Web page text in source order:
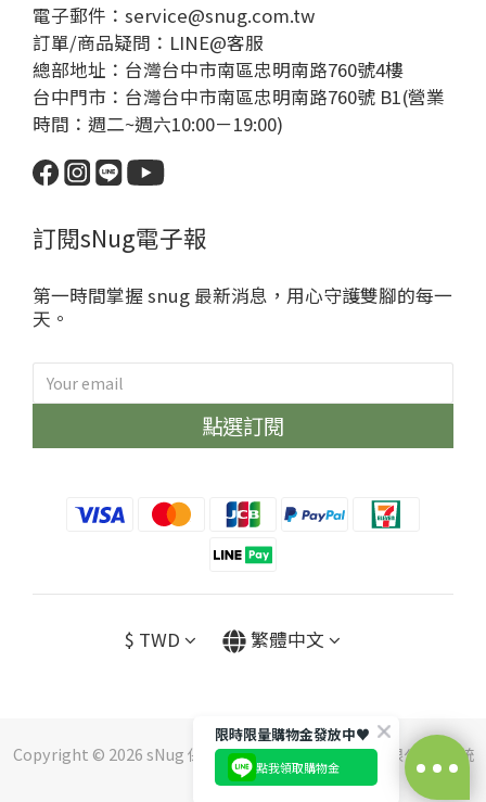
電子郵件：service@snug.com.tw
訂單/商品疑問： LINE@客服
總部地址：台灣台中市南區忠明南路760號4樓
台中門市：台灣台中市南區忠明南路760號 B1(營業
時間：週二~週六10:00－19:00)
訂閱sNug電子報
第一時間掌握 snug 最新消息，用心守護雙腳的每一
天。
點選訂閱
$ TWD 繁體中文
Copyright © 2026 sNug 保留一切權利 ｜斯傑利企業有限公司 ｜ 統
編：16552210
限時限量購物金發放中♥️
點我領取購物金